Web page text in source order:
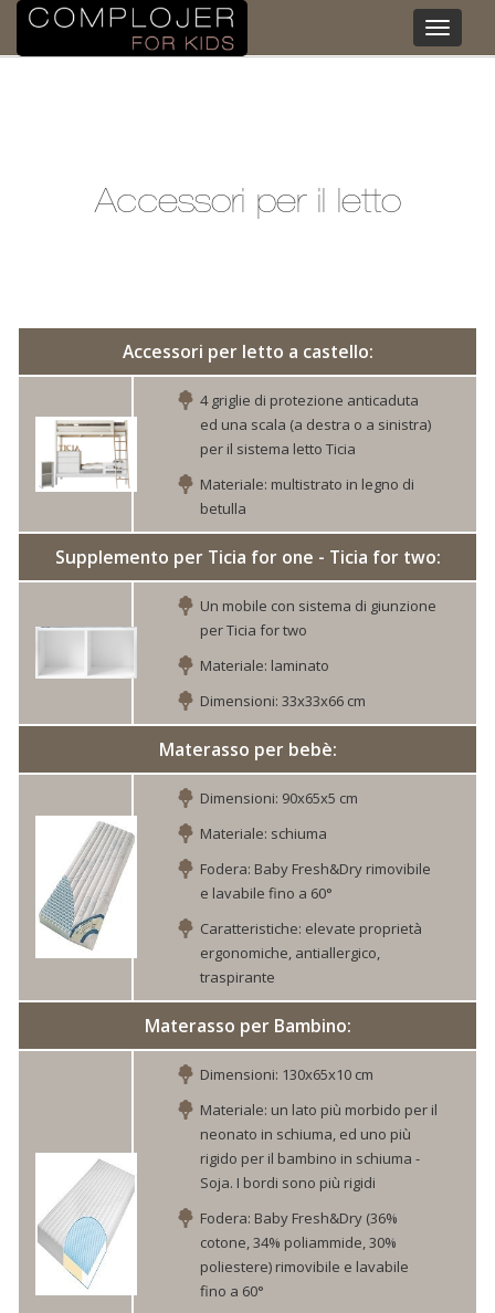
Toggle
Accessori per il letto
Accessori per letto a castello:
4 griglie di protezione anticaduta
ed una scala (a destra o a sinistra)
per il sistema letto Ticia
Materiale: multistrato in legno di
betulla
Supplemento per Ticia for one - Ticia for two:
Un mobile con sistema di giunzione
per Ticia for two
Materiale: laminato
Dimensioni: 33x33x66 cm
Materasso per bebè:
Dimensioni: 90x65x5 cm
Materiale: schiuma
Fodera: Baby Fresh&Dry rimovibile
e lavabile fino a 60°
Caratteristiche: elevate proprietà
ergonomiche, antiallergico,
traspirante
Materasso per Bambino:
Dimensioni: 130x65x10 cm
Materiale: un lato più morbido per il
neonato in schiuma, ed uno più
rigido per il bambino in schiuma -
Soja. I bordi sono più rigidi
Fodera: Baby Fresh&Dry (36%
cotone, 34% poliammide, 30%
poliestere) rimovibile e lavabile
fino a 60°